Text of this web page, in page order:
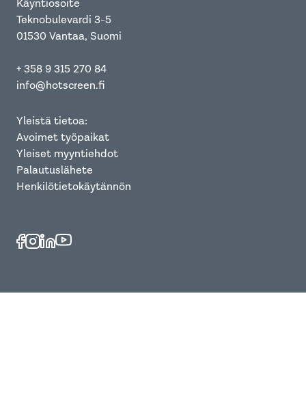
Käyntiosoite
Teknobulevardi 3-5
01530 Vantaa, Suomi
+ 358 9 315 270 84
info@hotscreen.fi
Yleistä tietoa:
Avoimet työpaikat
Yleiset myyntiehdot
Palautuslähete
Henkilötietokäytännön